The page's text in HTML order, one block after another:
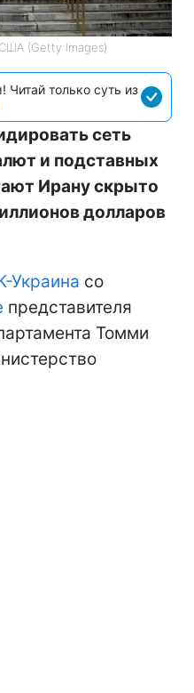
(Getty Images)
только суть из
сеть
и подставных
Ирану скрыто
долларов
Украина со
представителя
Томми